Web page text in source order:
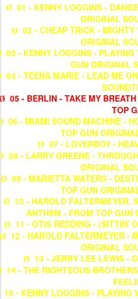
Ø 01 - KENNY LOGGINS -
ORIGINAL
Ø 02 - CHEAP TRICK -
ORIGINAL
03 - KENNY LOGGINS -
GUN ORIGINAL
04 - TEENA MARIE - LEAD ME
05 - BERLIN - TAKE MY
TOP
06 - MIAMI SOUND MACHINE -
TOP GUN
Ø 07 - LOVERBOY -
08 - LARRY GREENE -
ORIGINAL
Ø 09 - MARIETTA WATERS -
TOP GUN
Ø
10 - HAROLD FALTERMEYER,
ANTHEM - FROM TOP GUN
Ø 11 - OTIS REDDING - (SITTIN'
12 - HAROLD FALTERMEYER -
ORIGINAL
Ø 13 - JERRY LEE LEWIS -
14 - THE RIGHTEOUS
15 - KENNY LOGGINS - PLAYING